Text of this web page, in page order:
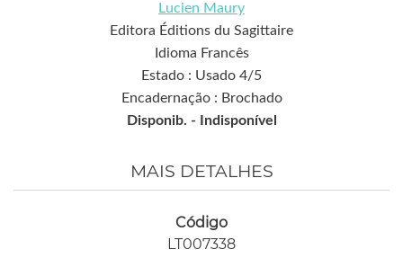
Lucien Maury
Editora Éditions du Sagittaire
Idioma Francês
Estado : Usado 4/5
Encadernação : Brochado
Disponib. -
Indisponível
MAIS DETALHES
Código
LT007338